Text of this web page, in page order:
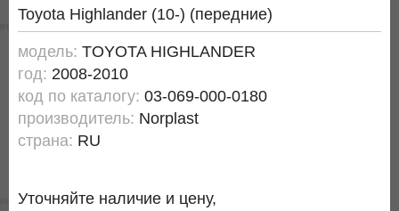
Toyota Highlander (10-) (передние)
модель: TOYOTA HIGHLANDER
год: 2008-2010
код по каталогу: 03-069-000-0180
производитель: Norplast
страна: RU
Уточняйте наличие и цену,